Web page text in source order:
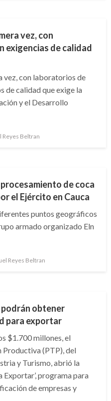
vez, con
exigencias de calidad
vez, con laboratorios de
de calidad que exige la
y el Desarrollo
Reyes Beltran
de coca
el Ejército en Cauca
puntos geográficos
armado organizado Eln
Reyes Beltran
obtener
para exportar
$1.700 millones, el
Productiva (PTP), del
y Turismo, abrió la
Exportar’, programa para
de empresas y